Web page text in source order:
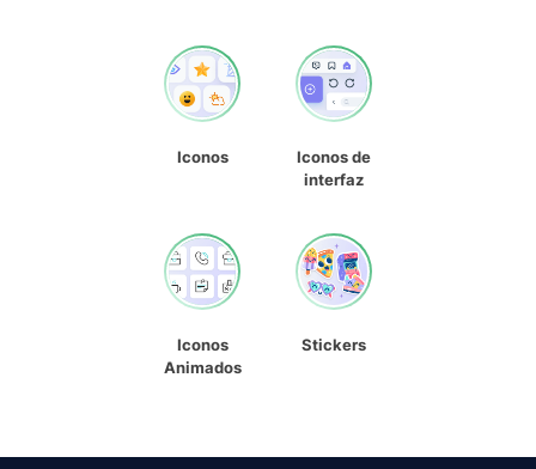
Iconos
Iconos de
interfaz
Iconos
Animados
Stickers